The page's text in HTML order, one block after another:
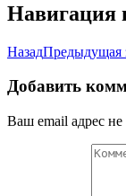
Навигация
НазадПредыдущая
Добавить
Ваш email адрес не